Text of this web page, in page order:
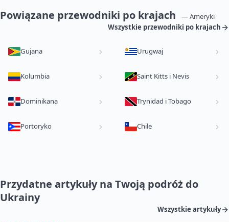
Powiązane przewodniki po krajach
— Ameryki
Wszystkie przewodniki po krajach
Gujana Urugwaj
Kolumbia Saint Kitts i Nevis
Dominikana Trynidad i Tobago
Portoryko Chile
Przydatne artykuły na Twoją podróż do
Ukrainy
Wszystkie artykuły